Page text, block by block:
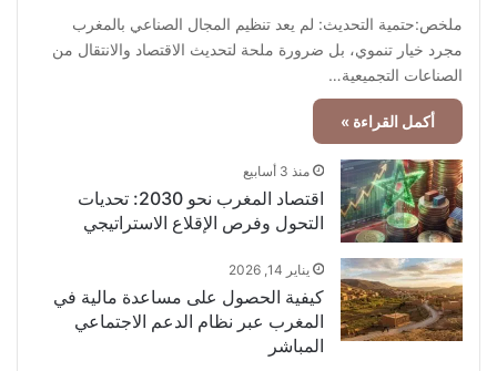
ملخص:حتمية التحديث: لم يعد تنظيم المجال الصناعي بالمغرب
مجرد خيار تنموي، بل ضرورة ملحة لتحديث الاقتصاد والانتقال من
الصناعات التجميعية…
أكمل القراءة »
منذ 3 أسابيع
اقتصاد المغرب نحو 2030: تحديات
التحول وفرص الإقلاع الاستراتيجي
يناير 14, 2026
كيفية الحصول على مساعدة مالية في
المغرب عبر نظام الدعم الاجتماعي
المباشر